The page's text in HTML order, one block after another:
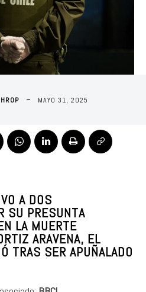
MAYO 31, 2025
A DOS
SU PRESUNTA
LA MUERTE
ARAVENA, EL
TRAS SER APUÑALADO